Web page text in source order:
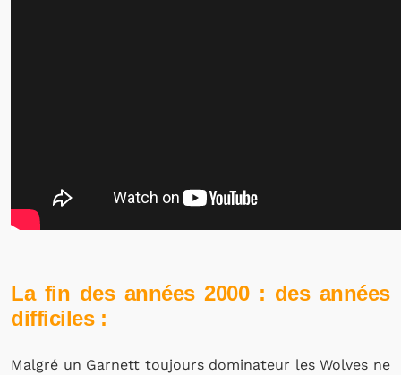
La fin des années 2000 : des années
difficiles :
Malgré un Garnett toujours dominateur les Wolves ne